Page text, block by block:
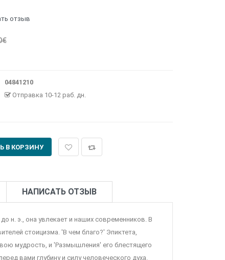
отзыв
04841210
Отправка 10-12 раб. дн.
НАПИСАТЬ ОТЗЫВ
н. э., она увлекает и наших современников. В
стоицизма. 'В чем благо?' Эпиктета,
мудрость, и 'Размышления' его блестящего
вами глубину и силу человеческого духа.